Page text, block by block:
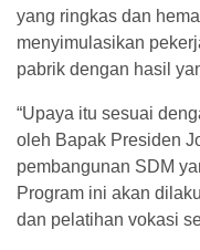
yang ringkas dan
menyimulasikan
pabrik dengan hasil
“Upaya itu sesuai
oleh Bapak Presiden
pembangunan SDM
Program ini akan
dan pelatihan vokasi